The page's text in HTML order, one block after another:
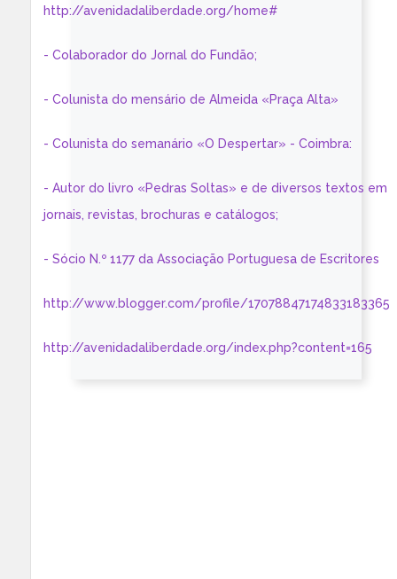
http://avenidadaliberdade.org/home#
- Colaborador do Jornal do Fundão;
- Colunista do mensário de Almeida «Praça Alta»
- Colunista do semanário «O Despertar» - Coimbra:
- Autor do livro «Pedras Soltas» e de diversos textos em
jornais, revistas, brochuras e catálogos;
- Sócio N.º 1177 da Associação Portuguesa de Escritores
http://www.blogger.com/profile/17078847174833183365
http://avenidadaliberdade.org/index.php?content=165